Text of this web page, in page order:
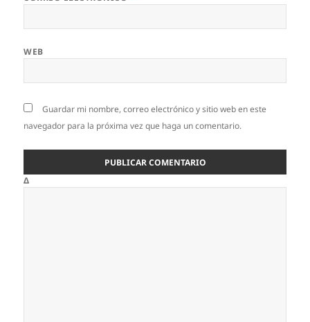
WEB
Guardar mi nombre, correo electrónico y sitio web en este
navegador para la próxima vez que haga un comentario.
Δ